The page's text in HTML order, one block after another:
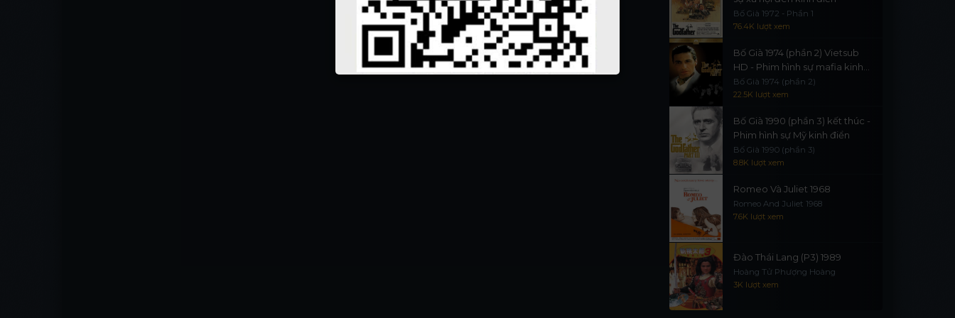
Bố Già 1972 - Phần 1
76.4K lượt xem
Bố Già 1974 (phần 2) Vietsub
HD - Phim hình sự mafia kinh
điển
Bố Già 1974 (phần 2)
22.5K lượt xem
Bố Già 1990 (phần 3) kết thúc -
Phim hình sự Mỹ kinh điển
Bố Già 1990 (phần 3)
8.8K lượt xem
Romeo Và Juliet 1968
Romeo And Juliet 1968
7.6K lượt xem
Đào Thái Lang (P3) 1989
Hoàng Tử Phượng Hoàng
3K lượt xem